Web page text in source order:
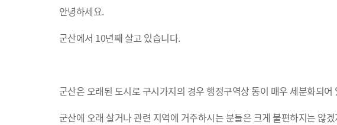
안녕하세요.
군산에서 10년째 살고 있습니다.
군산은 오래된 도시로 구시가지의 경우 행정구역상 동이 매우 세분화되어
군산에 오래 살거나 관련 지역에 거주하시는 분들은 크게 불편하지는 않